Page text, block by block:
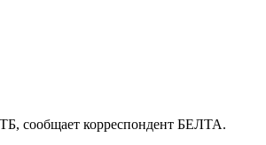
сообщает корреспондент БЕЛТА.